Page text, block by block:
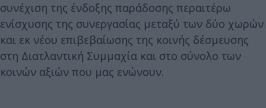
συνέχιση της ένδοξης παράδοσης περαιτέρω
ενίσχυσης της συνεργασίας μεταξύ των δύο χωρών
και εκ νέου επιβεβαίωσης της κοινής δέσμευσης
στη Διατλαντική Συμμαχία και στο σύνολο των
κοινών αξιών που μας ενώνουν.